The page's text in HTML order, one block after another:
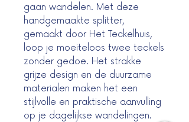
gaan wandelen. Met deze
handgemaakte splitter,
gemaakt door Het Teckelhuis,
loop je moeiteloos twee teckels
zonder gedoe. Het strakke
grijze design en de duurzame
materialen maken het een
stijlvolle en praktische aanvulling
op je dagelijkse wandelingen.